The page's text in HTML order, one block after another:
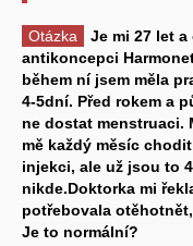
Otázka
Je mi 27 let
antikoncepci
během ní jsem měla
4-5dní. Před rokem a
ne dostat menstruaci.
mě každý měsíc
injekci, ale už jsou to
nikde.Doktorka mi
potřebovala
Je to normální?